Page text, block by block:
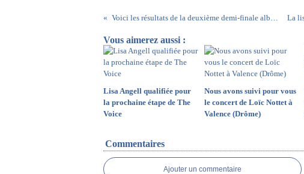
Voici les résultats de la deuxième demi-finale albanaise
Vous aimerez aussi :
Lisa Angell qualifiée pour
la prochaine étape de The
Voice
Nous avons suivi pour vous
le concert de Loïc Nottet à
Valence (Drôme)
Commentaires
Ajouter un commentaire